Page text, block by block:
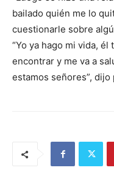
bailado quién me lo
cuestionarle sobre
“Yo ya hago mi vida,
encontrar y me va a
estamos señores”, dijo